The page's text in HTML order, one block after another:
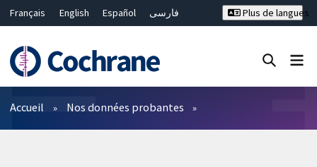
Français English Español
فارسی
Bahasa Malaysia
ไทย
繁體中文
简体中文
Plus de langues
Filtres
Accueil Nos données probantes